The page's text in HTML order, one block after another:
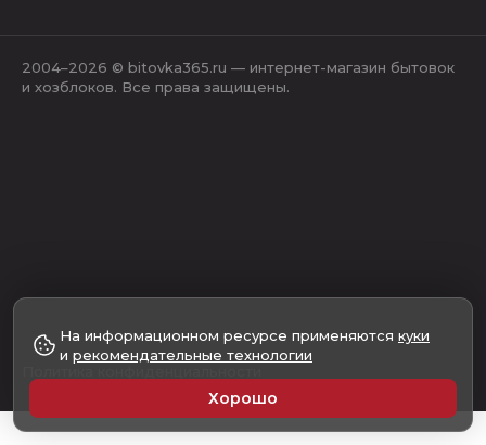
На информационном ресурсе применяются куки
и рекомендательные технологии
Хорошо
2004–2026 © bitovka365.ru — интернет-магазин бытовок
и хозблоков. Все права защищены.